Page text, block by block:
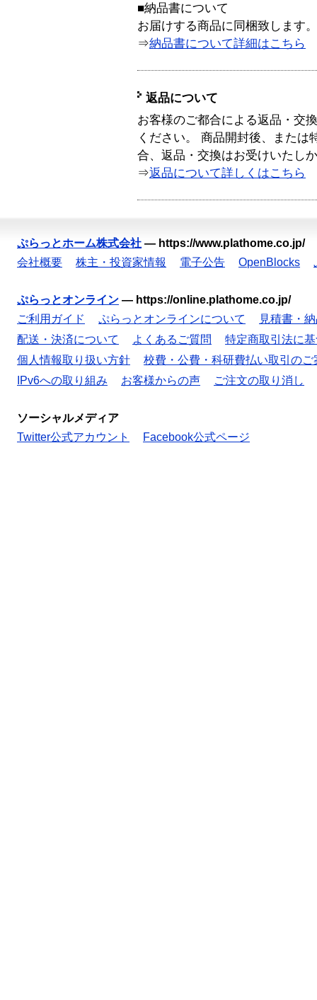
■納品書について
お届けする商品に同梱致します。
⇒納品書について詳細はこちら
返品について
お客様のご都合による返品・交
ください。 商品開封後、または
合、返品・交換はお受けいたし
⇒返品について詳しくはこちら
ぷらっとホーム株式会社 — https://www.plathome.co.jp/
会社概要
株主・投資家情報 電子公告 OpenBlocks
ぷらっとオンライン — https://online.plathome.co.jp/
ご利用ガイド
ぷらっとオンラインについて
見積書・
配送・決済について
よくあるご質問
特定商取引法に
個人情報取り扱い方針
校費・公費・科研費払い取引のご
IPv6への取り組み
お客様からの声 ご注文の取り消し
ソーシャルメディア
Twitter公式アカウント
Facebook公式ページ